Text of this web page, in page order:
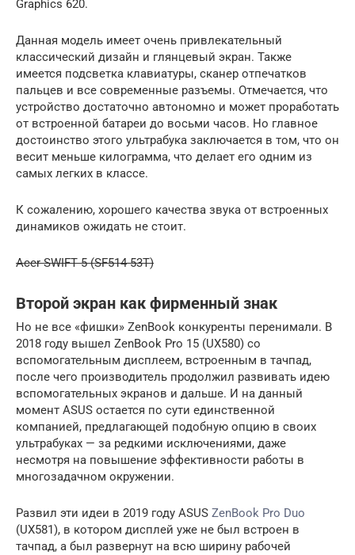
Graphics 620.
Данная модель имеет очень привлекательный
классический дизайн и глянцевый экран. Также
имеется подсветка клавиатуры, сканер отпечатков
пальцев и все современные разъемы. Отмечается, что
устройство достаточно автономно и может проработать
от встроенной батареи до восьми часов. Но главное
достоинство этого ультрабука заключается в том, что он
весит меньше килограмма, что делает его одним из
самых легких в классе.
К сожалению, хорошего качества звука от встроенных
динамиков ожидать не стоит.
Acer SWIFT 5 (SF514-53T)
Второй экран как фирменный знак
Но не все «фишки» ZenBook конкуренты перенимали. В
2018 году вышел ZenBook Pro 15 (UX580) со
вспомогательным дисплеем, встроенным в тачпад,
после чего производитель продолжил развивать идею
вспомогательных экранов и дальше. И на данный
момент ASUS остается по сути единственной
компанией, предлагающей подобную опцию в своих
ультрабуках — за редкими исключениями, даже
несмотря на повышение эффективности работы в
многозадачном окружении.
Развил эти идеи в 2019 году ASUS ZenBook Pro Duo
(UX581), в котором дисплей уже не был встроен в
тачпад, а был развернут на всю ширину рабочей